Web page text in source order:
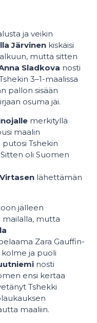
ja veikin
Järvinen kiskaisi
mutta sitten
Sladkova nosti
3–1-maalissa
pallon sisään
osuma jäi.
merkityllä
maalin
Tshekin
oli Suomen
lähettämän
jälleen
mutta
Zara Gauffin-
ja puoli
nosti
ensi kertaa
Tshekki
maaliin.